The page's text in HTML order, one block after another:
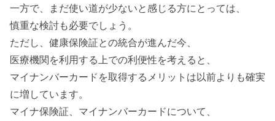
一方で、まだ使い道が少ないと感じる方にとっては、
慎重な検討も必要でしょう。
ただし、健康保険証との統合が進んだ今、
医療機関を利用する上での利便性を考えると、
マイナンバーカードを取得するメリットは以前よりも確実
に増しています。
マイナ保険証、マイナンバーカードについて、